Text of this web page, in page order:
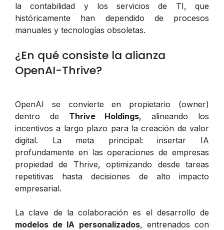
la contabilidad y los servicios de TI, que
históricamente han dependido de procesos
manuales y tecnologías obsoletas.
¿En qué consiste la alianza
OpenAI-Thrive?
OpenAI se convierte en propietario (owner)
dentro de Thrive Holdings, alineando los
incentivos a largo plazo para la creación de valor
digital. La meta principal: insertar IA
profundamente en las operaciones de empresas
propiedad de Thrive, optimizando desde tareas
repetitivas hasta decisiones de alto impacto
empresarial.
La clave de la colaboración es el desarrollo de
modelos de IA personalizados, entrenados con